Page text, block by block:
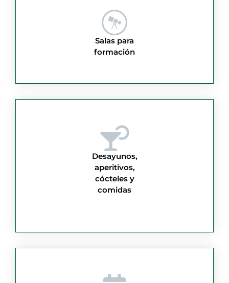
Salas para
formación
Desayunos,
aperitivos,
cócteles y
comidas